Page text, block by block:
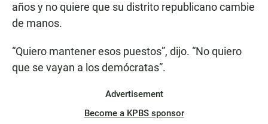
años y no quiere que su distrito republicano cambie
de manos.
“Quiero mantener esos puestos”, dijo. “No quiero
que se vayan a los demócratas”.
Advertisement
Become a KPBS sponsor